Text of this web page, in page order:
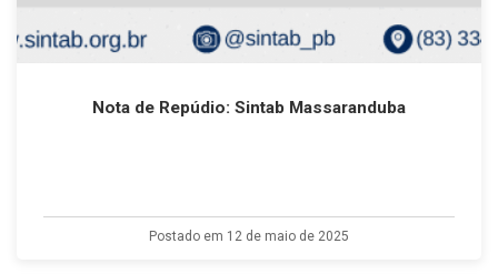
Nota de Repúdio: Sintab Massaranduba
Postado em 12 de maio de 2025